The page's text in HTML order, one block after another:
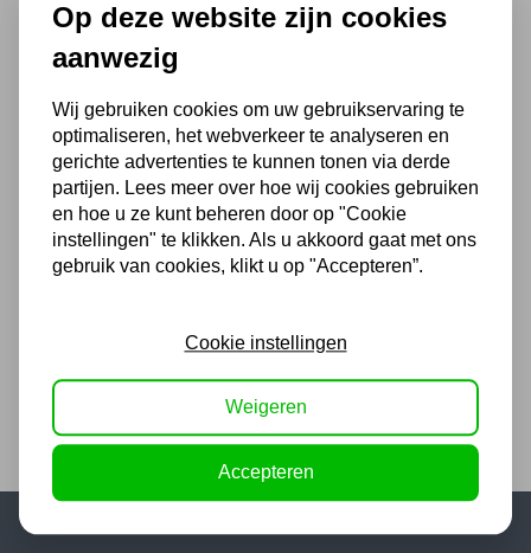
2000x1000x15mm -
Verrijdbaar
3.276,00 excl. BTW
Lastafel Weldkar Ø28
3000x1500x15mm -
Verrijdbaar
Op deze website zijn cookies
aanwezig
Wij gebruiken cookies om uw gebruikservaring te
optimaliseren, het webverkeer te analyseren en
gerichte advertenties te kunnen tonen via derde
partijen. Lees meer over hoe wij cookies gebruiken
en hoe u ze kunt beheren door op "Cookie
instellingen" te klikken. Als u akkoord gaat met ons
gebruik van cookies, klikt u op "Accepteren”.
Cookie instellingen
Weigeren
Accepteren